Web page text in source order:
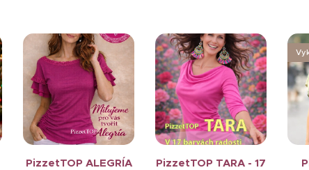
PizzetTOP ALEGRÍA
PizzetTOP TARA - 17